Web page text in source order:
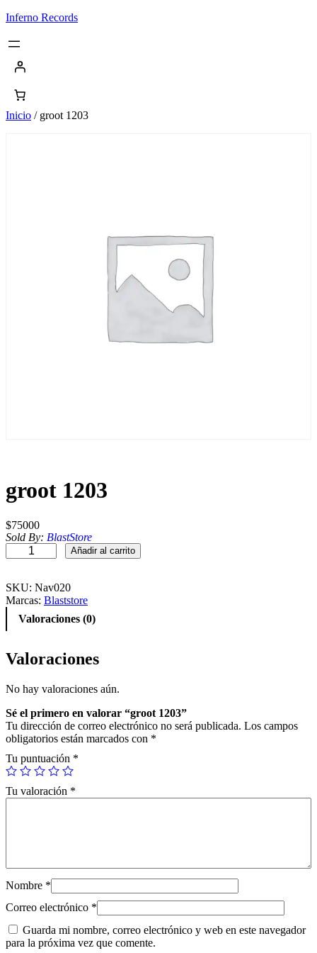
Saltar
contenido
Inferno Records
Inicio / groot 1203
groot 1203
$75000
Sold By: BlastStore
r
o
t
3
c
n
i
d
a
d
Añadir al carrito
SKU: Nav020
Marcas: Blaststore
Valoraciones (0)
Valoraciones
No hay valoraciones aún.
Sé el primero en valorar “groot 1203”
Tu dirección de correo electrónico no será publicada. Los campos
obligatorios están marcados con *
Tu puntuación *
Tu valoración *
Nombre *
Correo electrónico *
Guarda mi nombre, correo electrónico y web en este navegador
para la próxima vez que comente.